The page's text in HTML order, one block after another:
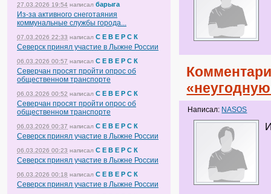
27.03.2026 19:54 написал барыга
Из-за активного снеготаяния
коммунальные службы города...
07.03.2026 22:33 написал С Е В Е Р С К
Северск принял участие в Лыжне России
06.03.2026 00:57 написал С Е В Е Р С К
Северчан просят пройти опрос об
общественном транспорте
06.03.2026 00:52 написал С Е В Е Р С К
Северчан просят пройти опрос об
общественном транспорте
06.03.2026 00:37 написал С Е В Е Р С К
Северск принял участие в Лыжне России
06.03.2026 00:23 написал С Е В Е Р С К
Северск принял участие в Лыжне России
06.03.2026 00:18 написал С Е В Е Р С К
Северск принял участие в Лыжне России
Написал: NASOS